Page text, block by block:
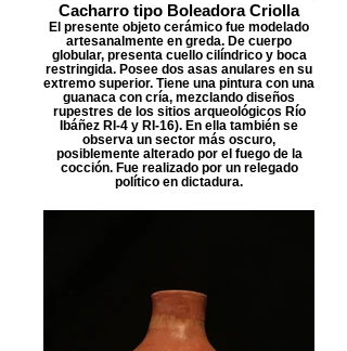
Cacharro tipo Boleadora Criolla
El presente objeto cerámico fue modelado
artesanalmente en greda. De cuerpo
globular, presenta cuello cilíndrico y boca
restringida. Posee dos asas anulares en su
extremo superior. Tiene una pintura con una
guanaca con cría, mezclando diseños
rupestres de los sitios arqueológicos Río
Ibáñez RI-4 y RI-16). En ella también se
observa un sector más oscuro,
posiblemente alterado por el fuego de la
cocción. Fue realizado por un relegado
político en dictadura.